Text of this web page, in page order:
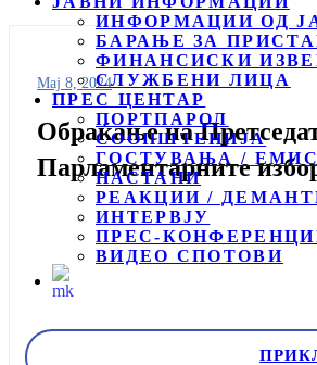
ИНФОРМАЦИИ ОД
БАРАЊЕ ЗА
ФИНАНСИСКИ
СЛУЖБЕНИ ЛИЦА
ПРЕС ЦЕНТАР
ПОРТПАРОЛ
СООПШТЕНИЈА
ГОСТУВАЊА /
НАСТАНИ
РЕАКЦИИ /
ИНТЕРВЈУ
ПРЕС-
ВИДЕО СПОТОВИ
Мај 8, 2024
Обраќање на
Парламентарните